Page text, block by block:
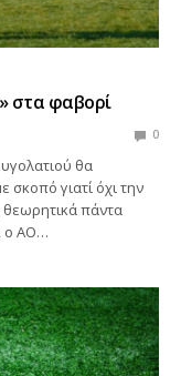
στα φαβορί
0
θα
σκοπό γιατί όχι την
θεωρητικά πάντα
ο ΑΟ…